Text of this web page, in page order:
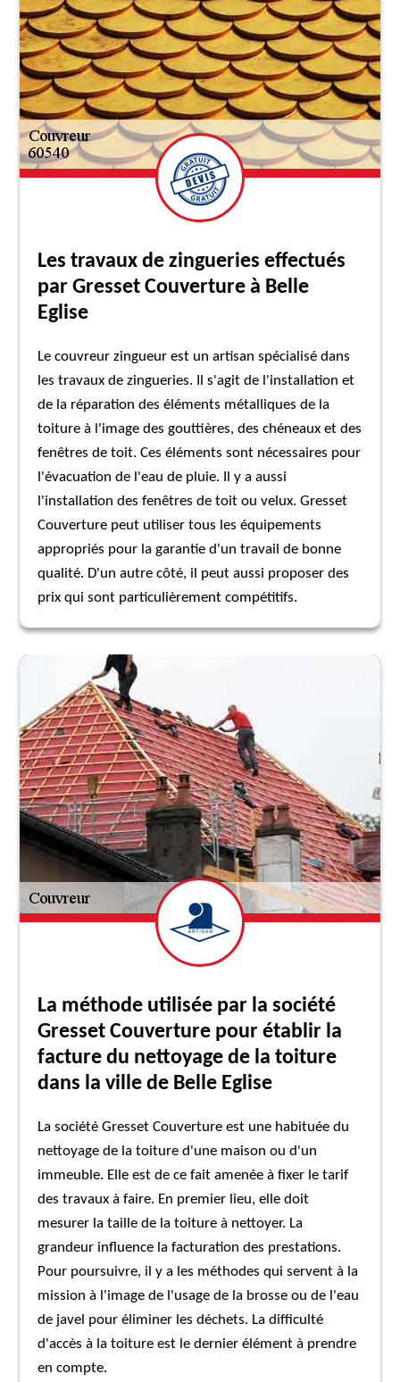
Les travaux de zingueries effectués
par Gresset Couverture à Belle
Eglise
Le couvreur zingueur est un artisan spécialisé dans
les travaux de zingueries. Il s'agit de l'installation et
de la réparation des éléments métalliques de la
toiture à l'image des gouttières, des chéneaux et des
fenêtres de toit. Ces éléments sont nécessaires pour
l'évacuation de l'eau de pluie. Il y a aussi
l'installation des fenêtres de toit ou velux. Gresset
Couverture peut utiliser tous les équipements
appropriés pour la garantie d'un travail de bonne
qualité. D'un autre côté, il peut aussi proposer des
prix qui sont particulièrement compétitifs.
La méthode utilisée par la société
Gresset Couverture pour établir la
facture du nettoyage de la toiture
dans la ville de Belle Eglise
La société Gresset Couverture est une habituée du
nettoyage de la toiture d'une maison ou d'un
immeuble. Elle est de ce fait amenée à fixer le tarif
des travaux à faire. En premier lieu, elle doit
mesurer la taille de la toiture à nettoyer. La
grandeur influence la facturation des prestations.
Pour poursuivre, il y a les méthodes qui servent à la
mission à l'image de l'usage de la brosse ou de l'eau
de javel pour éliminer les déchets. La difficulté
d'accès à la toiture est le dernier élément à prendre
en compte.